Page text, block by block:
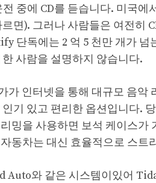
중에 CD를 듣습니다. 미국
면). 그러나 사람들은 여전히
단독에는 2 억 5 천만 개가
사람을 설명하지 않습니다.
가 인터넷을 통해 대규모 음
기 있고 편리한 옵션입니다.
밍을 사용하면 보석 케이스
동차는 대신 효율적으로 스트
Auto와 같은 시스템이있어